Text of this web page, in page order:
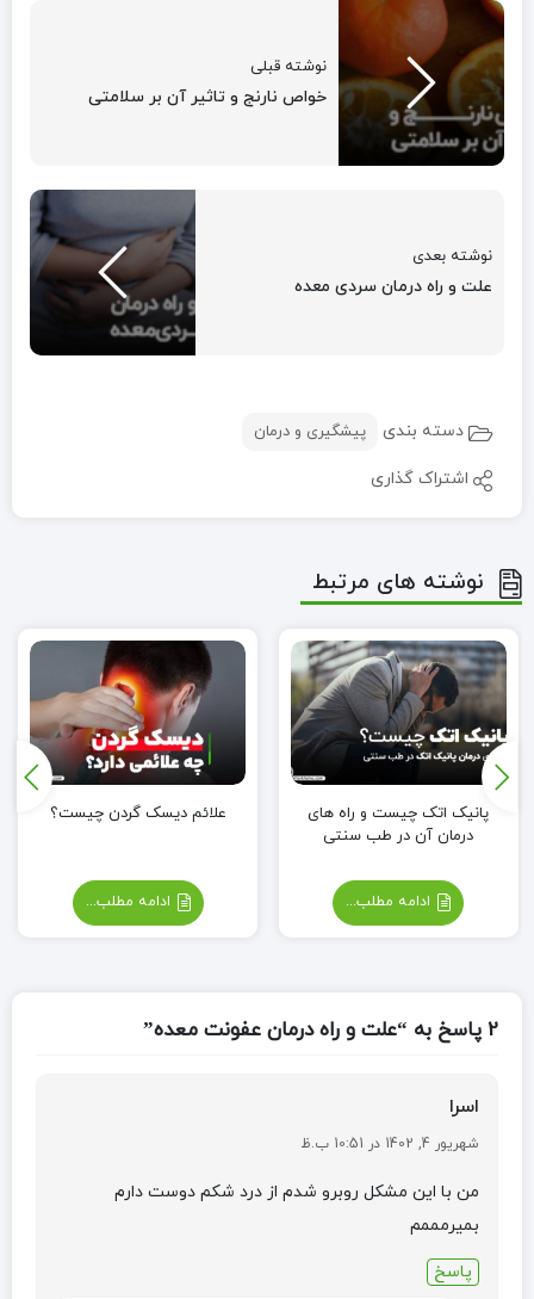
نوشته قبلی
خواص نارنج و تاثیر آن بر سلامتی
نوشته بعدی
علت و راه درمان سردی معده
دسته بندی پیشگیری و درمان
اشتراک گذاری
نوشته های مرتبط
پانیک اتک چیست و راه های
درمان آن در طب سنتی
ادامه مطلب...
علائم دیسک گردن چیست؟
ادامه مطلب...
2 پاسخ به “علت و راه درمان عفونت معده”
اسرا
شهریور 4, 1402 در 10:51 ب.ظ
من با این مشکل روبرو شدم از درد شکم دوست دارم
بمیرمممم
پاسخ